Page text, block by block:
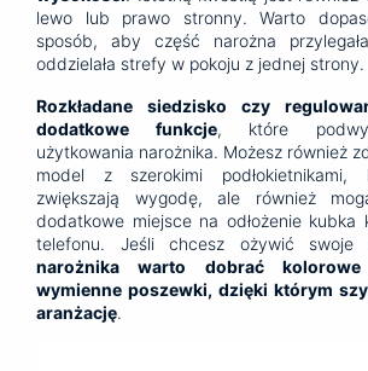
lewo lub prawo stronny. Warto
sposób, aby część narożna
oddzielała strefy w pokoju z jednej strony.
Rozkładane siedzisko czy
dodatkowe funkcje, które
użytkowania narożnika. Możesz również
model z szerokimi
zwiększają wygodę, ale również
dodatkowe miejsce na odłożenie kubka
telefonu. Jeśli chcesz ożywić
narożnika warto dobrać
wymienne poszewki, dzięki którym
aranżację.